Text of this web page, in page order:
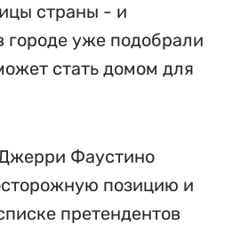
страны - и
городе уже подобрали
стать домом для
Фаустино
позицию и
претендентов